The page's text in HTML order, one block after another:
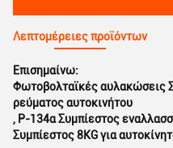
Λεπτομέρειες προϊόντων
Επισημαίνω:
Φωτοβολταϊκές αυλακώσεις
ρεύματος αυτοκινήτου
, Ρ-134α Συμπίεστος
Συμπίεστος 8KG για